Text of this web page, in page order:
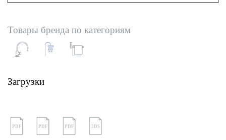
Товары бренда по категориям
Загрузки
PDF PDF PDF 3DS